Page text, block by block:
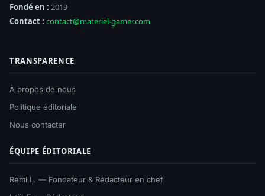
Fondé en : 2019
Contact : contact@materiel-gamer.com
TRANSPARENCE
À propos de nous
Politique éditoriale
Nous contacter
ÉQUIPE ÉDITORIALE
Rémi L. — Fondateur & Rédacteur en chef